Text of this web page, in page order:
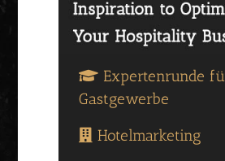
Expertenrunde
Gastgewerbe
Hotelmarketing